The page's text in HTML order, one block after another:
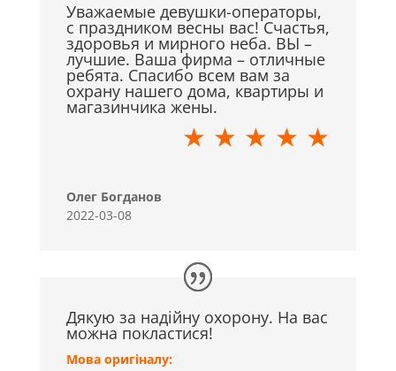
Уважаемые девушки-операторы,
с праздником весны вас! Счастья,
здоровья и мирного неба. ВЫ –
лучшие. Ваша фирма – отличные
ребята. Спасибо всем вам за
охрану нашего дома, квартиры и
магазинчика жены.
★ ★ ★ ★ ★
Олег Богданов
2022-03-08
Дякую за надійну охорону. На вас
можна покластися!
Мова оригіналу: